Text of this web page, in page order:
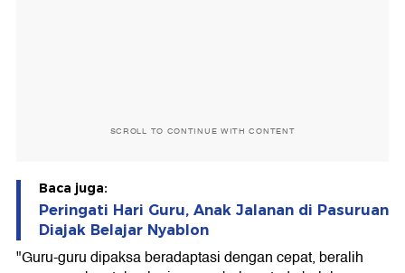
SCROLL TO CONTINUE WITH CONTENT
Baca juga:
Peringati Hari Guru, Anak Jalanan di Pasuruan
Diajak Belajar Nyablon
"Guru-guru dipaksa beradaptasi dengan cepat, beralih